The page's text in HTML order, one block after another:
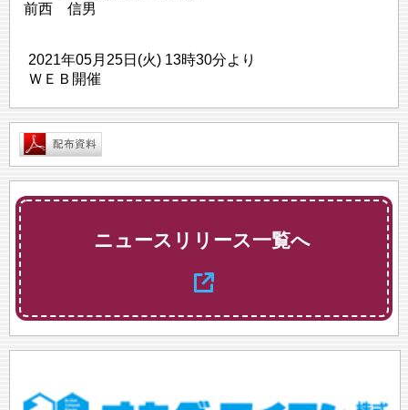
前西 信男
2021年05月25日(火) 13時30分より
ＷＥＢ開催
ニュースリリース一覧へ